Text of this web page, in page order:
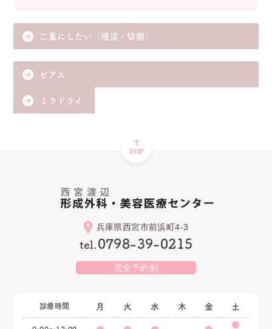
二重にしたい（埋没・切開）
ピアス
ミラドライ
兵庫県西宮市前浜町4-3
tel.0798-39-0215
完全予約制
診療時間 月 火 水 木 金 土
●